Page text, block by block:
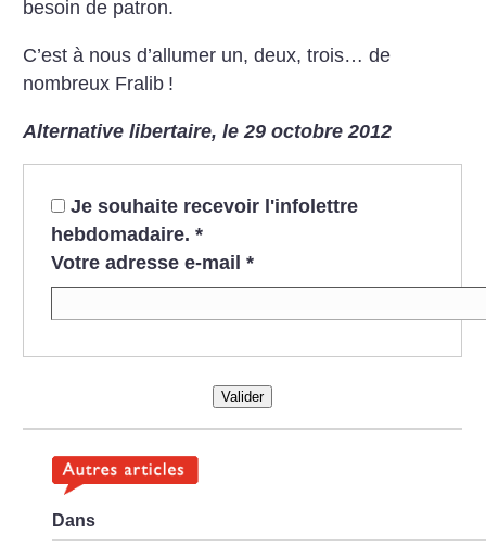
besoin de patron.
C’est à nous d’allumer un, deux, trois… de
nombreux Fralib !
Alternative libertaire, le 29 octobre 2012
Je souhaite recevoir l'infolettre
hebdomadaire. *
Votre adresse e-mail *
Valider
Dans